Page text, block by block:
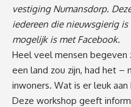
vestiging Numansdorp.
iedereen die nieuwsgierig
mogelijk is met Facebook.
Heel veel mensen begeven
een land zou zijn, had het –
inwoners. Wat is er leuk
Deze workshop geeft